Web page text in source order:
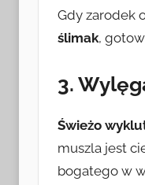
Gdy zarodek
ślimak,
3.
Świeżo
muszla jest
bogatego w